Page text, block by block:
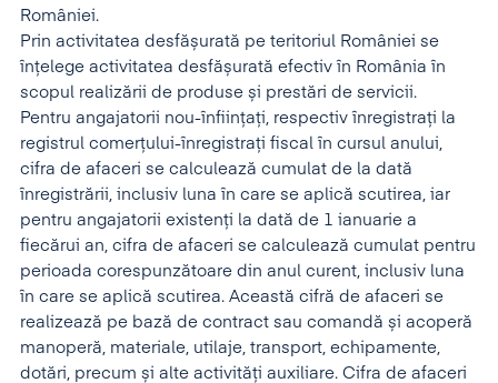
României.
Prin activitatea desfășurată pe teritoriul României se
înțelege activitatea desfășurată efectiv în România în
scopul realizării de produse și prestări de servicii.
Pentru angajatorii nou-înființați, respectiv înregistrați la
registrul comerțului-înregistrați fiscal în cursul anului,
cifra de afaceri se calculează cumulat de la dată
înregistrării, inclusiv luna în care se aplică scutirea, iar
pentru angajatorii existenți la dată de 1 ianuarie a
fiecărui an, cifra de afaceri se calculează cumulat pentru
perioada corespunzătoare din anul curent, inclusiv luna
în care se aplică scutirea. Această cifră de afaceri se
realizează pe bază de contract sau comandă și acoperă
manoperă, materiale, utilaje, transport, echipamente,
dotări, precum și alte activități auxiliare. Cifra de afaceri